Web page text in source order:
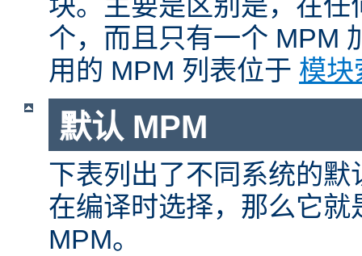
个，而且只有一个 MPM
用的 MPM 列表位于 模块
默认 MPM
下表列出了不同系统的默
在编译时选择，那么它就
MPM。